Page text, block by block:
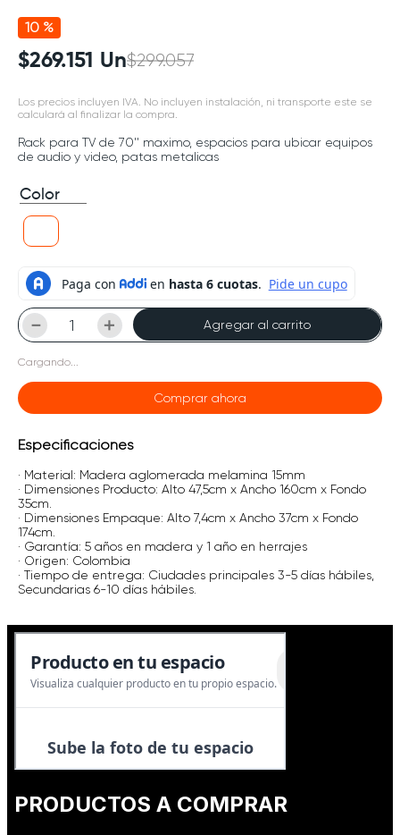
10 %
$269.151 Un$299.057
Los precios incluyen IVA. No incluyen instalación, ni transporte este se
calculará al finalizar la compra.
Rack para TV de 70'' maximo, espacios para ubicar equipos
de audio y video, patas metalicas
Color
＋
－ Agregar al carrito
Cargando...
Comprar ahora
Especificaciones
· Material: Madera aglomerada melamina 15mm
· Dimensiones Producto: Alto 47,5cm x Ancho 160cm x Fondo
35cm.
· Dimensiones Empaque: Alto 7,4cm x Ancho 37cm x Fondo
174cm.
· Garantía: 5 años en madera y 1 año en herrajes
· Origen: Colombia
· Tiempo de entrega: Ciudades principales 3-5 días hábiles,
Secundarias 6-10 días hábiles.